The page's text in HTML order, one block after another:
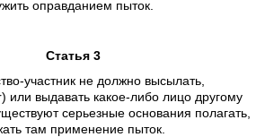
оправданием пыток.
Статья 3
участник не должно высылать,
или выдавать какое-либо лицо другому
серьезные основания полагать,
там применение пыток.